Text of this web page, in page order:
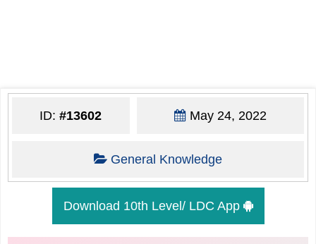
ID:#13602 May 24, 2022
General Knowledge
Download 10th Level/ LDC App